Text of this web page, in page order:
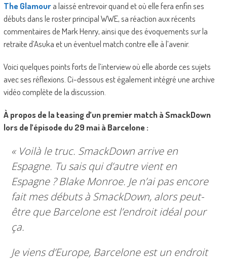
The Glamoura laissé entrevoir quand et où elle fera enfin ses
débuts dans le roster principal WWE, sa réaction aux récents
commentaires de Mark Henry, ainsi que des évoquements sur la
retraite d’Asuka et un éventuel match contre elle à l’avenir.
Voici quelques points forts de l’interview où elle aborde ces sujets
avec ses réflexions. Ci-dessous est également intégré une archive
vidéo complète de la discussion.
À propos de la teasing d’un premier match à SmackDown
lors de l’épisode du 29 mai à Barcelone :
« Voilà le truc. SmackDown arrive en
Espagne. Tu sais qui d’autre vient en
Espagne ? Blake Monroe. Je n’ai pas encore
fait mes débuts à SmackDown, alors peut-
être que Barcelone est l’endroit idéal pour
ça.
Je viens d’Europe, Barcelone est un endroit